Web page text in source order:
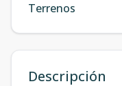
Terrenos
Descripción